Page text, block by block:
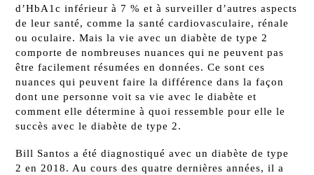
d’HbA1c inférieur à 7 % et à surveiller d’autres aspects
de leur santé, comme la santé cardiovasculaire, rénale
ou oculaire. Mais la vie avec un diabète de type 2
comporte de nombreuses nuances qui ne peuvent pas
être facilement résumées en données. Ce sont ces
nuances qui peuvent faire la différence dans la façon
dont une personne voit sa vie avec le diabète et
comment elle détermine à quoi ressemble pour elle le
succès avec le diabète de type 2.
Bill Santos a été diagnostiqué avec un diabète de type
2 en 2018. Au cours des quatre dernières années, il a